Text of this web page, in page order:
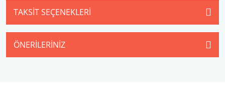
TAKSIT SEÇENEKLERI
ÖNERILERINIZ